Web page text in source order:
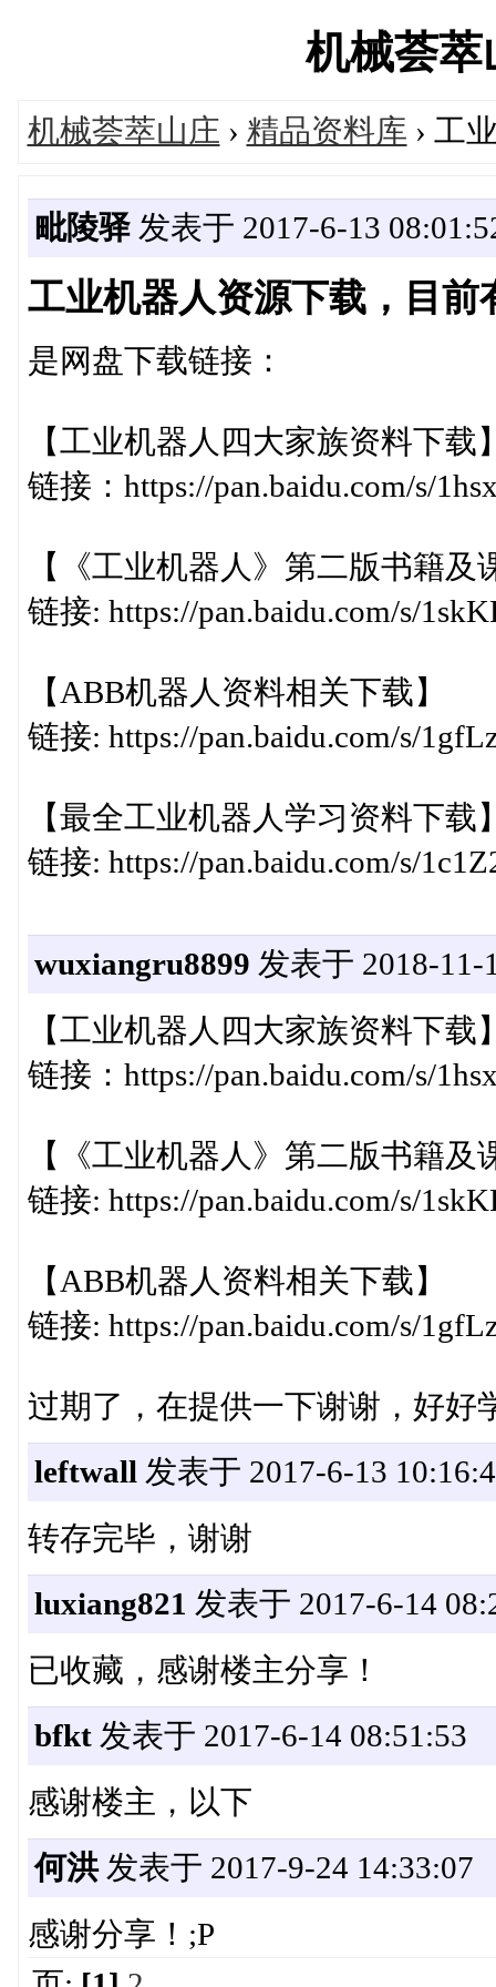
机械荟
机械荟萃山庄 › 精品资料库 › 工
毗陵驿发表于 2017-6-13
工业机器人资源下载，目前
是网盘下载链接：
【工业机器人四大家族资料下载
链接：https://pan.baidu.com/s/
【《工业机器人》第二版书籍
链接: https://pan.baidu.com/s/
【ABB机器人资料相关下载】
链接: https://pan.baidu.com/s/
【最全工业机器人学习资料下载
链接: https://pan.baidu.com/s/
wuxiangru8899 发表于 2018-11-
【工业机器人四大家族资料下载
链接：https://pan.baidu.com/s/
【《工业机器人》第二版书籍
链接: https://pan.baidu.com/s/
【ABB机器人资料相关下载】
链接: https://pan.baidu.com/s/
过期了，在提供一下谢谢，好好
leftwall 发表于 2017-6-13
转存完毕，谢谢
luxiang821 发表于 2017-6-14
已收藏，感谢楼主分享！
bfkt发表于 2017-6-14 08:51:53
感谢楼主，以下
何洪发表于 2017-9-24 14:33:07
感谢分享！;P